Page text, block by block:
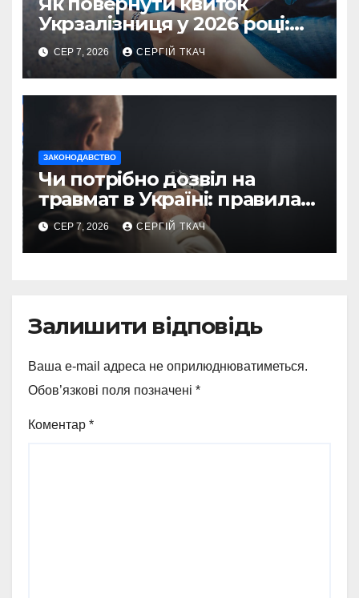
Укрзалізниця у 2026 році:
правила і суми
СЕР 7, 2026 СЕРГІЙ ТКАЧ
ЗАКОНОДАВСТВО
Чи потрібно дозвіл на
травмат в Україні: правила
2026
СЕР 7, 2026 СЕРГІЙ ТКАЧ
Залишити відповідь
Ваша e-mail адреса не оприлюднюватиметься.
Обов’язкові поля позначені *
Коментар *